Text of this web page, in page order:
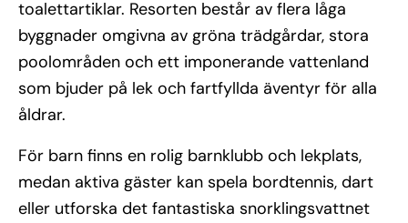
toalettartiklar. Resorten består av flera låga
byggnader omgivna av gröna trädgårdar, stora
poolområden och ett imponerande vattenland
som bjuder på lek och fartfyllda äventyr för alla
åldrar.
För barn finns en rolig barnklubb och lekplats,
medan aktiva gäster kan spela bordtennis, dart
eller utforska det fantastiska snorklingsvattnet